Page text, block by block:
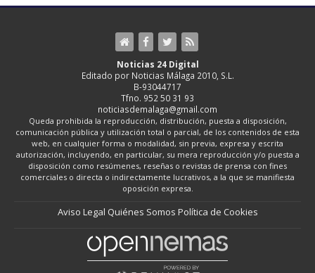
Noticias 24 Digital
Editado por Noticias Málaga 2010, S.L.
B-93044717
Tfno. 952 50 31 93
noticiasdemalaga@gmail.com
Queda prohibida la reproducción, distribución, puesta a disposición,
comunicación pública y utilización total o parcial, de los contenidos de esta
web, en cualquier forma o modalidad, sin previa, expresa y escrita
autorización, incluyendo, en particular, su mera reproducción y/o puesta a
disposición como resúmenes, reseñas o revistas de prensa con fines
comerciales o directa o indirectamente lucrativos, a la que se manifiesta
oposición expresa.
Aviso Legal Quiénes Somos Política de Cookies